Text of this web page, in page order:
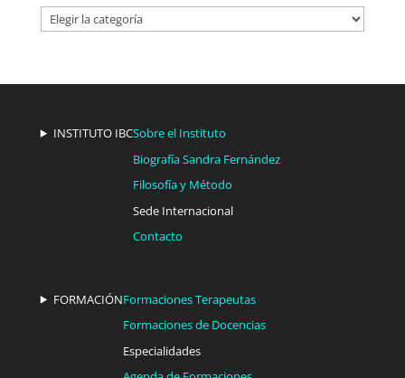
Categorías
INSTITUTO IBCSobre el Instituto
Biografía Sandra Fernández
Filosofía y Método
Sede Internacional
Contacto
FORMACIÓNFormaciones Terapeutas
Formaciones de Docencias
Especialidades